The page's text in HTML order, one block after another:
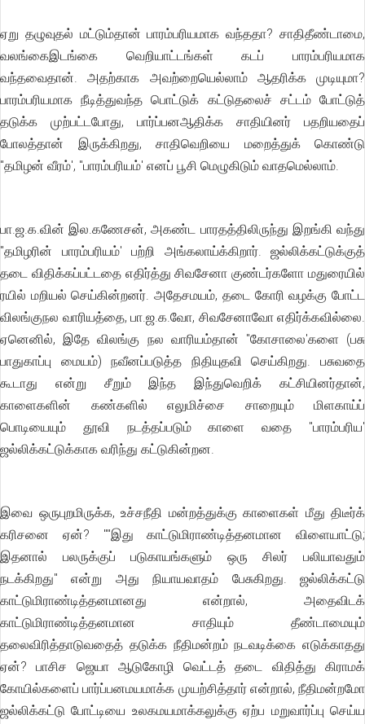
ஏறு தழுவுதல் மட்டும்தான் பாரம்பரியமாக வந்ததா? சாதிதீண்டாமை,
வலங்கைஇடங்கை வெறியாட்டங்கள் கடப் பாரம்பரியமாக
வந்தவைதான். அதற்காக அவற்றையெல்லாம் ஆதரிக்க முடியுமா?
பாரம்பரியமாக நீடித்துவந்த பொட்டுக் கட்டுதலைச் சட்டம் போட்டுத்
தடுக்க முற்பட்டபோது, பார்ப்பனஆதிக்க சாதியினர் பதறியதைப்
போலத்தான் இருக்கிறது, சாதிவெறியை மறைத்துக் கொண்டு
"தமிழன் வீரம்', "பாரம்பரியம்' எனப் பூசி மெழுகிடும் வாதமெல்லாம்.
பா.ஜ.க.வின் இல.கணேசன், அகண்ட பாரதத்திலிருந்து இறங்கி வந்து
"தமிழரின் பாரம்பரியம்' பற்றி அங்கலாய்க்கிறார். ஜல்லிக்கட்டுக்குத்
தடை விதிக்கப்பட்டதை எதிர்த்து சிவசேனா குண்டர்களோ மதுரையில்
ரயில் மறியல் செய்கின்றனர். அதேசமயம், தடை கோரி வழக்கு போட்ட
விலங்குநல வாரியத்தை, பா.ஜ.க.வோ, சிவசேனாவோ எதிர்க்கவில்லை.
ஏனெனில், இதே விலங்கு நல வாரியம்தான் "கோசாலை'களை (பசு
பாதுகாப்பு மையம்) நவீனப்படுத்த நிதியுதவி செய்கிறது. பசுவதை
கூடாது என்று சீறும் இந்த இந்துவெறிக் கட்சியினர்தான்,
காளைகளின் கண்களில் எலுமிச்சை சாறையும் மிளகாய்ப்
பொடியையும் தூவி நடத்தப்படும் காளை வதை "பாரம்பரிய'
ஜல்லிக்கட்டுக்காக வரிந்து கட்டுகின்றன.
இவை ஒருபுறமிருக்க, உச்சநீதி மன்றத்துக்கு காளைகள் மீது திடீர்க்
கரிசனை ஏன்? ""இது காட்டுமிராண்டித்தனமான விளையாட்டு;
இதனால் பலருக்குப் படுகாயங்களும் ஒரு சிலர் பலியாவதும்
நடக்கிறது'' என்று அது நியாயவாதம் பேசுகிறது. ஜல்லிக்கட்டு
காட்டுமிராண்டித்தனமானது என்றால், அதைவிடக்
காட்டுமிராண்டித்தனமான சாதியும் தீண்டாமையும்
தலைவிரித்தாடுவதைத் தடுக்க நீதிமன்றம் நடவடிக்கை எடுக்காதது
ஏன்? பாசிச ஜெயா ஆடுகோழி வெட்டத் தடை விதித்து கிராமக்
கோயில்களைப் பார்ப்பனமயமாக்க முயற்சித்தார் என்றால், நீதிமன்றமோ
ஜல்லிக்கட்டு போட்டியை உலகமயமாக்கலுக்கு ஏற்ப மறுவார்ப்பு செய்ய